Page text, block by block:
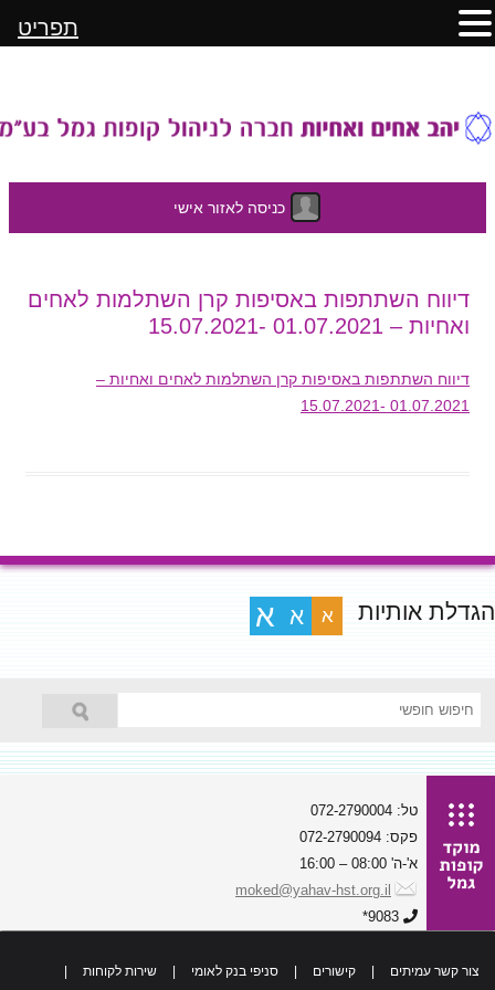
כניסה לאזור אישי
לתוכן
דיווח השתתפות באסיפות קרן השתלמות לאחים
ואחיות – 01.07.2021 -15.07.2021
דיווח השתתפות באסיפות קרן השתלמות לאחים ואחיות –
01.07.2021 -15.07.2021
הגדלת אותיות א א א
טל: 072-2790004
פקס: 072-2790094
א'-ה' 08:00 – 16:00
moked@yahav-hst.org.il
9083*
צור קשר עמיתים קישורים סניפי בנק לאומי שירות לקוחות
תפריט